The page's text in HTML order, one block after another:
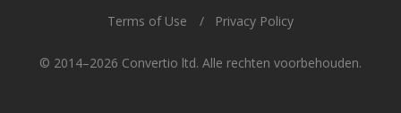
© 2014–2026 Convertio ltd. Alle rechten voorbehouden.
Terms of Use Privacy Policy